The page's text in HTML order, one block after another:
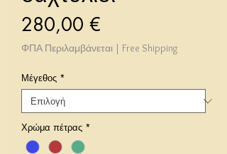
280,00 €
ΦΠΑ Περιλαμβάνεται | Free Shipping
Μέγεθος *
Χρώμα πέτρας *